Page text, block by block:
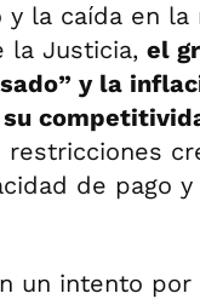
y la caída en
la Justicia, el
y la
restricciones
de pago
un intento